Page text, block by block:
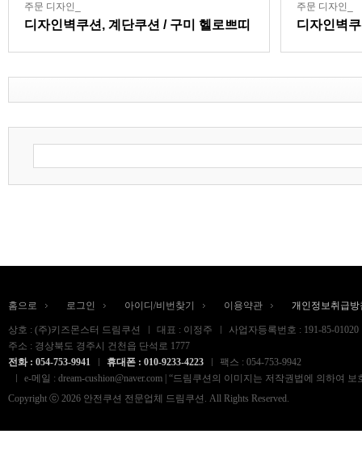
주문 디자인_
디자인벽쿠션, 계단쿠션 / 구미 헬로쁘띠
주문 디자인_
디자인벽
홈으로 로그인 아이디/비번찾기 이용약관 개인정보취급방
상호 : (주)키즈몬스터 드림쿠션 대표 : 이정주
사업자등록번호 : 191-85-01020
주소 : 경상북도 경주시 건천읍 단석로 1777
전화 : 054-753-9941
휴대폰 : 010-9233-4223
팩스 : 054-753-9942
e-메일 : dream-cushion@naver.com | “드림쿠션의 이미지는 저작권법에 의하
Copyright ⓒ 2026 안전쿠션 전문업체 드림쿠션. All Rights Reserved.